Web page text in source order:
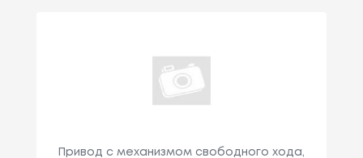
Привод с механизмом свободного хода,